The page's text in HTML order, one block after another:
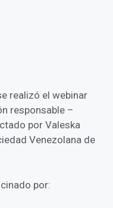
realizó el webinar
responsable –
por Valeska
Venezolana de
por: